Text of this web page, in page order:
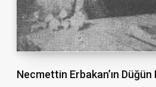
Necmettin Erbakan’ın